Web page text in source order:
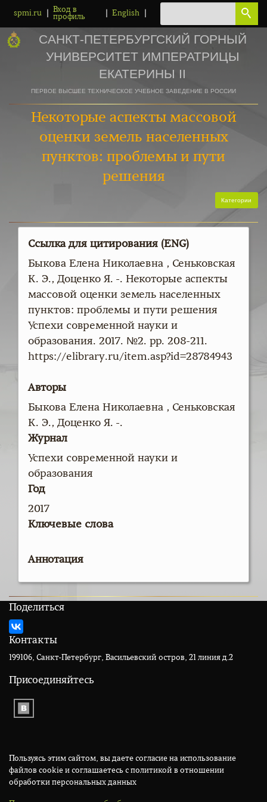
spmi.ru
Вход в
профиль
English
САНКТ-ПЕТЕРБУРГСКИЙ ГОРНЫЙ
УНИВЕРСИТЕТ ИМПЕРАТРИЦЫ
ЕКАТЕРИНЫ II
ПЕРВОЕ ВЫСШЕЕ ТЕХНИЧЕСКОЕ УЧЕБНОЕ ЗАВЕДЕНИЕ В РОССИИ
Некоторые аспекты массовой
оценки земель населенных
пунктов: проблемы и пути
решения
Категории
Ссылка для цитирования (ENG)
Быкова Елена Николаевна , Сеньковская
К. Э., Доценко Я. -. Некоторые аспекты
массовой оценки земель населенных
пунктов: проблемы и пути решения
Успехи современной науки и
образования. 2017. №2. pp. 208-211.
https://elibrary.ru/item.asp?id=28784943
Авторы
Быкова Елена Николаевна , Сеньковская
К. Э., Доценко Я. -.
Журнал
Успехи современной науки и
образования
Год
2017
Ключевые слова
Аннотация
Поделиться
Контакты
199106, Санкт-Петербург, Васильевский остров, 21 линия д.2
Присоединяйтесь
Пользуясь этим сайтом, вы даете согласие на использование
файлов cookie и соглашаетесь с политикой в отношении
обработки персональных данных